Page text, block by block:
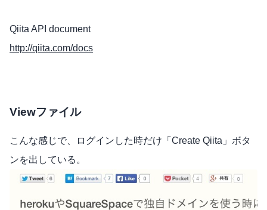
Qiita API document
http://qiita.com/docs
Viewファイル
こんな感じで、ログインした時だけ「Create Qiita」ボタ
ンを出している。